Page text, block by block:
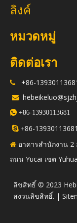
ลิงค์
หมวดหมู่
ติดต่อเรา
 +86-

 +86-13930113681
 +86-13930113681
 อาคารสำนักงาน 2
ถนน Yucai เขต
ลิขสิทธิ์ © 2023
สงวนลิขสิทธิ์. |